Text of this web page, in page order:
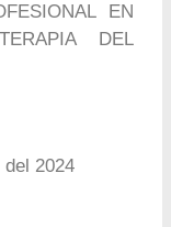
EN
DEL
del 2024